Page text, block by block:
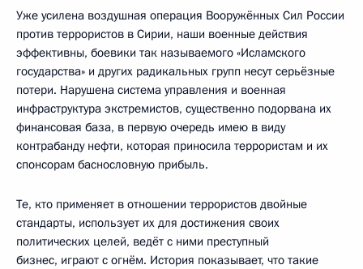
Уже усилена воздушная операция Вооружённых Сил России
против террористов в Сирии, наши военные действия
эффективны, боевики так называемого «Исламского
государства» и других радикальных групп несут серьёзные
потери. Нарушена система управления и военная
инфраструктура экстремистов, существенно подорвана их
финансовая база, в первую очередь имею в виду
контрабанду нефти, которая приносила террористам и их
спонсорам баснословную прибыль.
Те, кто применяет в отношении террористов двойные
стандарты, использует их для достижения своих
политических целей, ведёт с ними преступный
бизнес, играют с огнём. История показывает, что такие